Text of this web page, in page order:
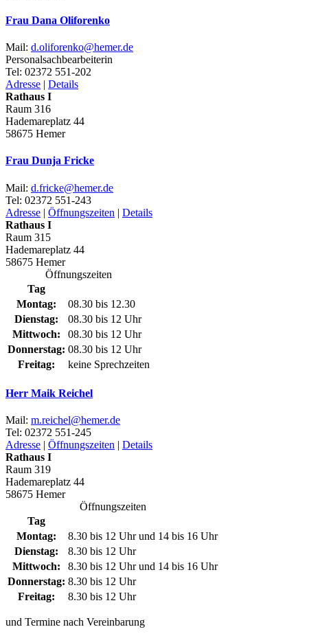
Frau Dana Oliforenko
Mail: d.oliforenko@​hemer.de
Personalsachbearbeiterin
Tel: 02372 551-202
Adresse | Details
Rathaus I
Raum 316
Hademareplatz 44
58675 Hemer
Frau Dunja Fricke
Mail: d.fricke@​hemer.de
Tel: 02372 551-243
Adresse | Öffnungszeiten | Details
Rathaus I
Raum 315
Hademareplatz 44
58675 Hemer
Öffnungszeiten
Tag
Montag:
08.30 bis 12.30
Dienstag:
08.30 bis 12 Uhr
Mittwoch:
08.30 bis 12 Uhr
Donnerstag: 08.30 bis 12 Uhr
Freitag:
keine Sprechzeiten
Herr Maik Reichel
Mail: m.reichel@​hemer.de
Tel: 02372 551-245
Adresse | Öffnungszeiten | Details
Rathaus I
Raum 319
Hademareplatz 44
58675 Hemer
Öffnungszeiten
Tag
Montag:
8.30 bis 12 Uhr und 14 bis 16 Uhr
Dienstag:
8.30 bis 12 Uhr
Mittwoch:
8.30 bis 12 Uhr und 14 bis 16 Uhr
Donnerstag: 8.30 bis 12 Uhr
Freitag:
8.30 bis 12 Uhr
und Termine nach Vereinbarung